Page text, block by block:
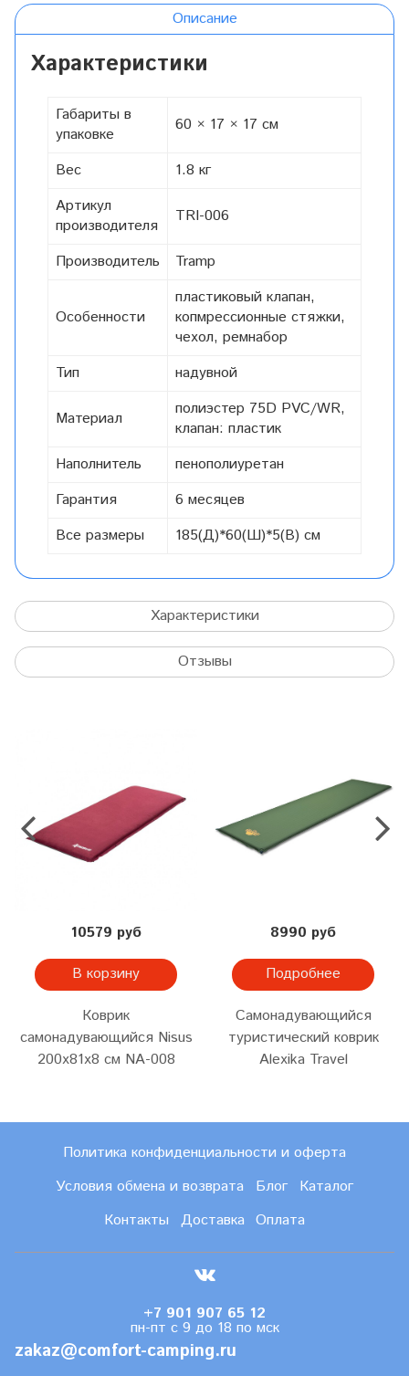
Описание
Характеристики
Габариты в
упаковке
60 × 17 × 17 см
Вес
1.8 кг
Артикул
производителя
TRI-006
Производитель Tramp
Особенности
пластиковый клапан,
копмрессионные стяжки,
чехол, ремнабор
Тип
надувной
Материал
полиэстер 75D PVC/WR,
клапан: пластик
Наполнитель
пенополиуретан
Гарантия
6 месяцев
Все размеры
185(Д)*60(Ш)*5(В) см
Характеристики
Отзывы
10579 руб
В корзину
Коврик
самонадувающийся Nisus
200x81x8 см NA-008
8990 руб
Подробнее
Самонадувающийся
туристический коврик
Alexika Travel
Политика конфиденциальности и оферта
Условия обмена и возврата
Блог
Каталог
Контакты
Доставка Оплата
+7 901 907 65 12
пн-пт с 9 до 18 по мск
zakaz@comfort-camping.ru